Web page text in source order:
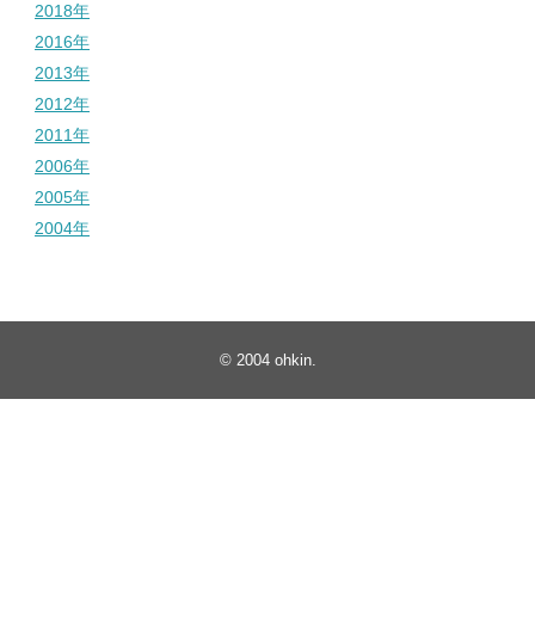
2018年
2016年
2013年
2012年
2011年
2006年
2005年
2004年
© 2004 ohkin.